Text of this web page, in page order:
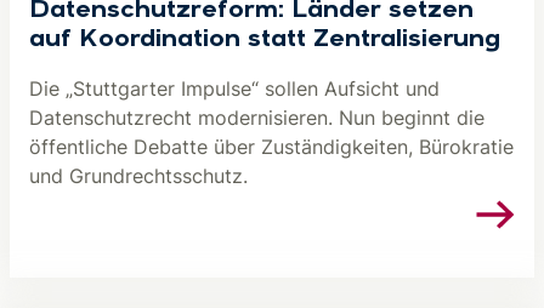
Datenschutzreform: Länder setzen
auf Koordination statt Zentralisierung
Die „Stuttgarter Impulse“ sollen Aufsicht und
Datenschutzrecht modernisieren. Nun beginnt die
öffentliche Debatte über Zuständigkeiten, Bürokratie
und Grundrechtsschutz.